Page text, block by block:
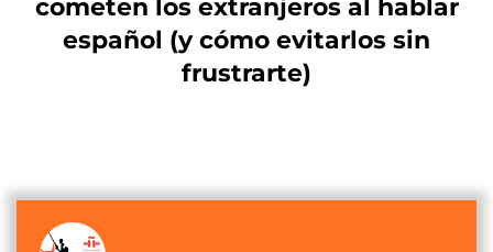
cometen los extranjeros al hablar
español (y cómo evitarlos sin
frustrarte)